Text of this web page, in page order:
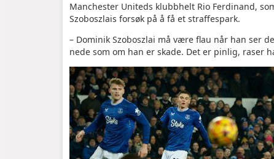
Manchester Uniteds klubbhelt Rio Ferdinand,
Szoboszlais forsøk på å få et straffespark.
– Dominik Szoboszlai må være flau når han ser
nede som om han er skade. Det er pinlig, raser